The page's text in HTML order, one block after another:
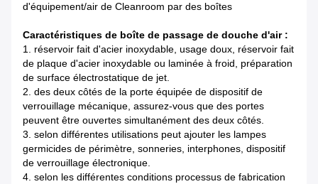
d'équipement/air de Cleanroom par des boîtes
Caractéristiques de boîte de passage de douche d'air :
1. réservoir fait d'acier inoxydable, usage doux, réservoir fait
de plaque d'acier inoxydable ou laminée à froid, préparation
de surface électrostatique de jet.
2. des deux côtés de la porte équipée de dispositif de
verrouillage mécanique, assurez-vous que des portes
peuvent être ouvertes simultanément des deux côtés.
3. selon différentes utilisations peut ajouter les lampes
germicides de périmètre, sonneries, interphones, dispositif
de verrouillage électronique.
4. selon les différentes conditions processus de fabrication